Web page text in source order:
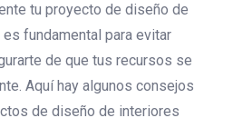
tu proyecto de diseño de
fundamental para evitar
de que tus recursos se
Aquí hay algunos consejos
de diseño de interiores